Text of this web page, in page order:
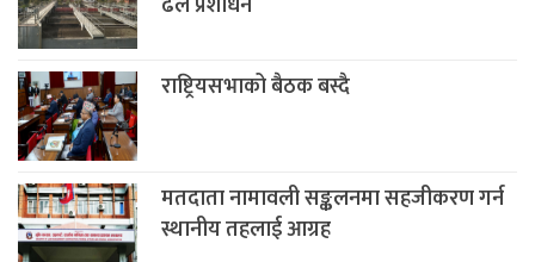
राष्ट्रियसभाको बैठक बस्दै
मतदाता नामावली सङ्कलनमा सहजीकरण गर्न
स्थानीय तहलाई आग्रह